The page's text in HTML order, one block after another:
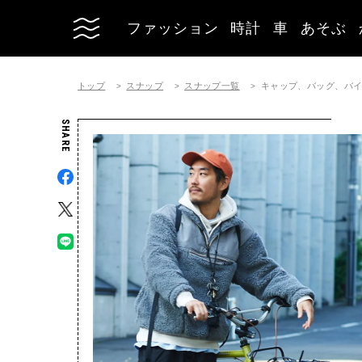
ファッション 時計 車 あそぶ
トップ スナップ スナップ一覧 キャップ、バッグ、バ
SHARE